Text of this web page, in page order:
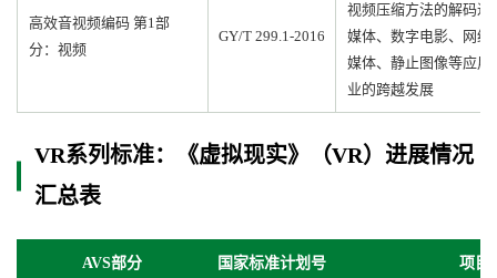
高效音视频编码 第1部
分：视频
GY/T 299.1-2016
视频压缩方法的解码
媒体、数字电影、网
媒体、静止图像等应
业的跨越发展
VR系列标准：《虚拟现实》（VR）进展情况
汇总表
AVS部分 国家标准计划号 项目